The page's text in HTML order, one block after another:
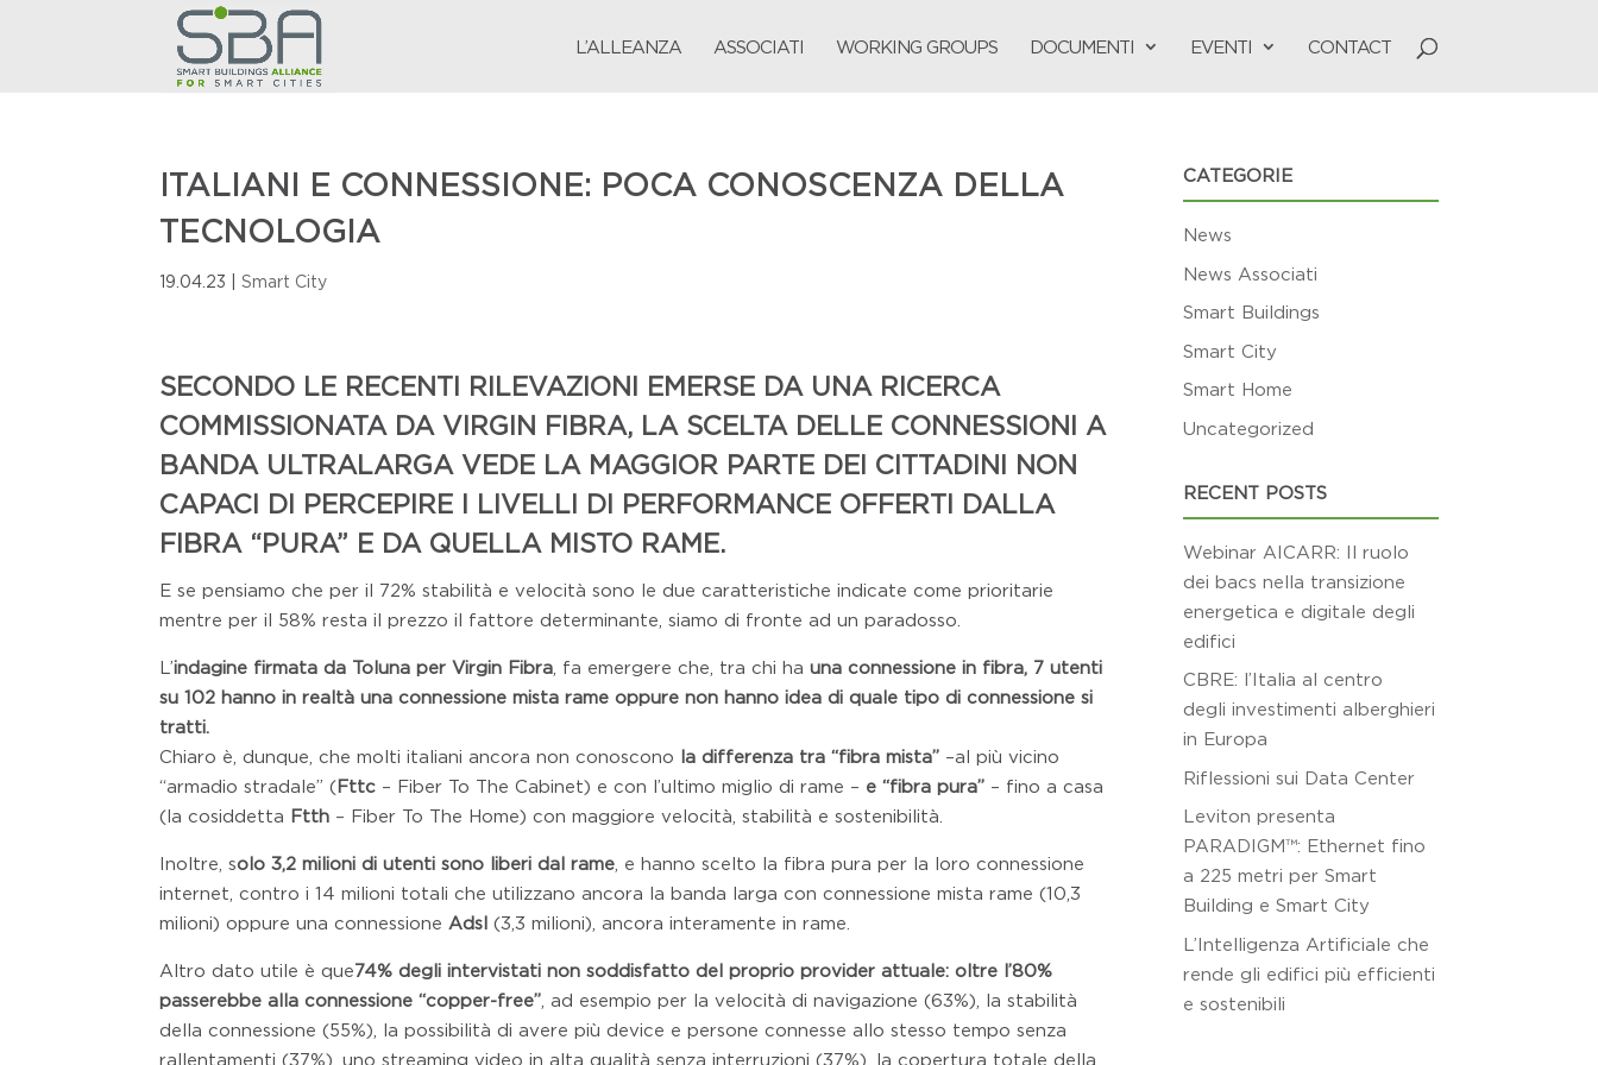
L’ALLEANZA ASSOCIATI WORKING GROUPS DOCUMENTI EVENTI CONTACT
ITALIANI E CONNESSIONE: POCA CONOSCENZA DELLA
TECNOLOGIA
19.04.23 |Smart City
SECONDO LE RECENTI RILEVAZIONI EMERSE DA UNA RICERCA
COMMISSIONATA DA VIRGIN FIBRA, LA SCELTA DELLE CONNESSIONI A
BANDA ULTRALARGA VEDE LA MAGGIOR PARTE DEI CITTADINI NON
CAPACI DI PERCEPIRE I LIVELLI DI PERFORMANCE OFFERTI DALLA
FIBRA “PURA” E DA QUELLA MISTO RAME.
E se pensiamo che per il 72% stabilità e velocità sono le due caratteristiche indicate come prioritarie
mentre per il 58% resta il prezzo il fattore determinante, siamo di fronte ad un paradosso.
L’indagine firmata da Toluna per Virgin Fibra , fa emergere che, tra chi ha una connessione in fibra, 7 utenti
su 102 hanno in realtà una connessione mista rame oppure non hanno idea di quale tipo di connessione si
tratti.
Chiaro è, dunque, che molti italiani ancora non conoscono la differenza tra “fibra mista” –al più vicino
“armadio stradale” (Fttc – Fiber To The Cabinet) e con l’ultimo miglio di rame – e “fibra pura” – fino a casa
(la cosiddetta Ftth – Fiber To The Home) con maggiore velocità, stabilità e sostenibilità.
Inoltre, solo 3,2 milioni di utenti sono liberi dal rame , e hanno scelto la fibra pura per la loro connessione
internet, contro i 14 milioni totali che utilizzano ancora la banda larga con connessione mista rame (10,3
milioni) oppure una connessione Adsl (3,3 milioni), ancora interamente in rame.
Altro dato utile è que74% degli intervistati non soddisfatto del proprio provider attuale: oltre l’80%
passerebbe alla connessione “copper-free” , ad esempio per la velocità di navigazione (63%), la stabilità
della connessione (55%), la possibilità di avere più device e persone connesse allo stesso tempo senza
rallentamenti (37%), uno streaming video in alta qualità senza interruzioni (37%), la copertura totale della
CATEGORIE
News
News Associati
Smart Buildings
Smart City
Smart Home
Uncategorized
RECENT POSTS
Webinar AICARR: Il ruolo
dei bacs nella transizione
energetica e digitale degli
edifici
CBRE: l’Italia al centro
degli investimenti alberghieri
in Europa
Riflessioni sui Data Center
Leviton presenta
PARADIGM™: Ethernet fino
a 225 metri per Smart
Building e Smart City
L’Intelligenza Artificiale che
rende gli edifici più efficienti
e sostenibili